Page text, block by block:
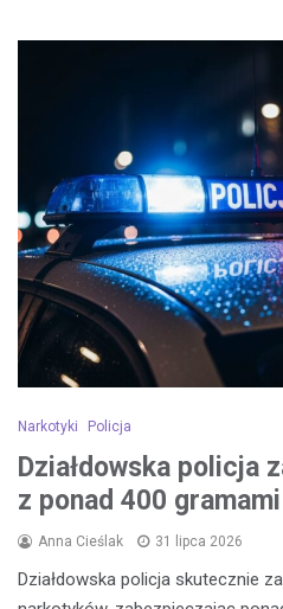
Narkotyki Policja
Działdowska policja
z ponad 400
Anna Cieślak 31 lipca 2026
Działdowska policja skutecznie